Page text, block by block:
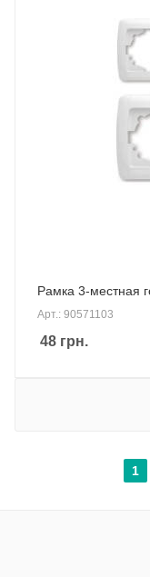
Рамка 3-местная
Арт.: 90571103
48 грн.
1